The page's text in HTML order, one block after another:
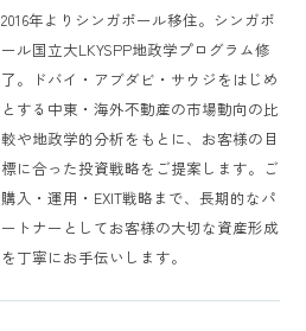
2016年よりシンガポール移住。シンガポ
ール国立大LKYSPP地政学プログラム修
了。ドバイ・アブダビ・サウジをはじめ
とする中東・海外不動産の市場動向の比
較や地政学的分析をもとに、お客様の目
標に合った投資戦略をご提案します。ご
購入・運用・EXIT戦略まで、長期的なパ
ートナーとしてお客様の大切な資産形成
を丁寧にお手伝いします。